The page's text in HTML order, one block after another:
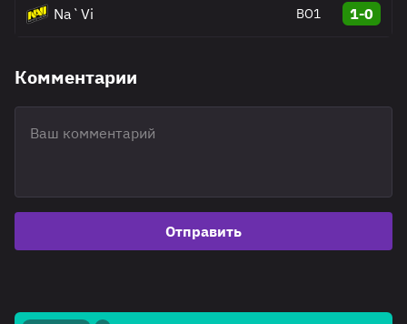
Na`Vi BO1 1-0
Комментарии
Отправить